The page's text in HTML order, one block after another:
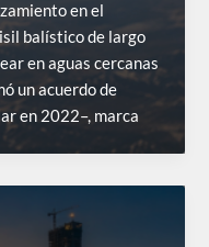
en el
balístico de largo
en aguas cercanas
un acuerdo de
en 2022–, marca